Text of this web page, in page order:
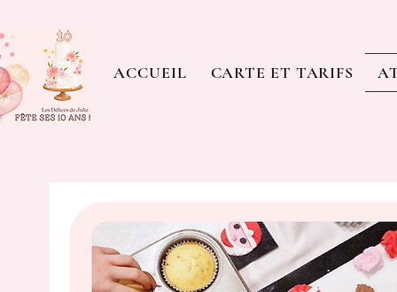
ACCUEIL CARTE ET TARIFS